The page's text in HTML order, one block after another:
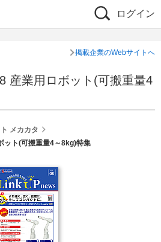
ログイン
掲載企業のWebサイトへ
産業用ロボット(可搬重量4
メカカタ
ット(可搬重量4～8kg)特集